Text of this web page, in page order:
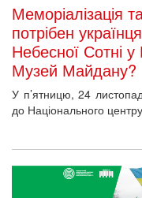
Меморіалізація
потрібен
Небесної Сотні
Музей Майдану?
У п’ятницю, 24
до Національного